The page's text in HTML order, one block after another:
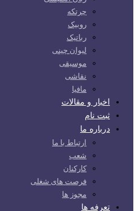
چرتکه
روبیک
رباتیک
لیوان چینی
موسیقی
نقاشی
مافیا
اخبار و مقالات
ثبت نام
درباره ما
ارتباط با ما
شعب
کارکنان
فرصت های شغلی
مجوز ها
تعرفه ها